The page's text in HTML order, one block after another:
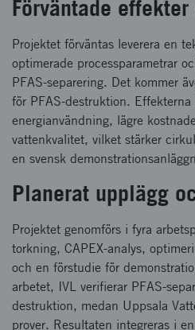
Förväntade
Projektet förväntas leverera en
optimerade processparametrar
PFAS‑separering. Det kommer
för PFAS‑destruktion.
energianvändning, lägre
vattenkvalitet, vilket stärker
en svensk
Planerat upplägg
Projektet genomförs i fyra
torkning, CAPEX‑analys,
och en förstudie för
arbetet, IVL verifierar
destruktion, medan Uppsala
prover. Resultaten integreras i